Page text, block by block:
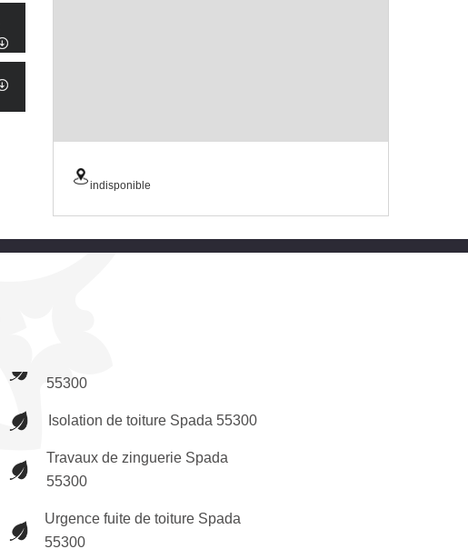
indisponible
55300
Isolation de toiture Spada 55300
Travaux de zinguerie Spada
55300
Urgence fuite de toiture Spada
55300